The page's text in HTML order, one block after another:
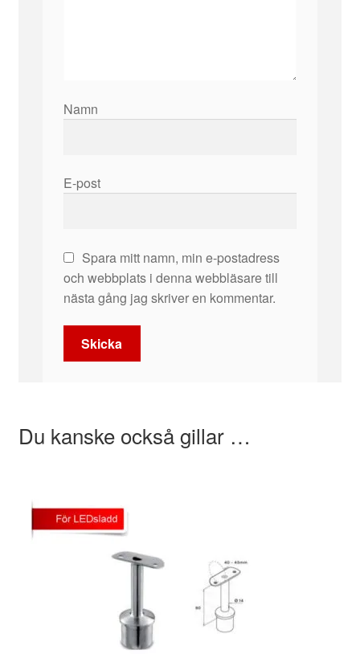
Namn
E-post
Spara mitt namn, min e-postadress
och webbplats i denna webbläsare till
nästa gång jag skriver en kommentar.
Du kanske också gillar …